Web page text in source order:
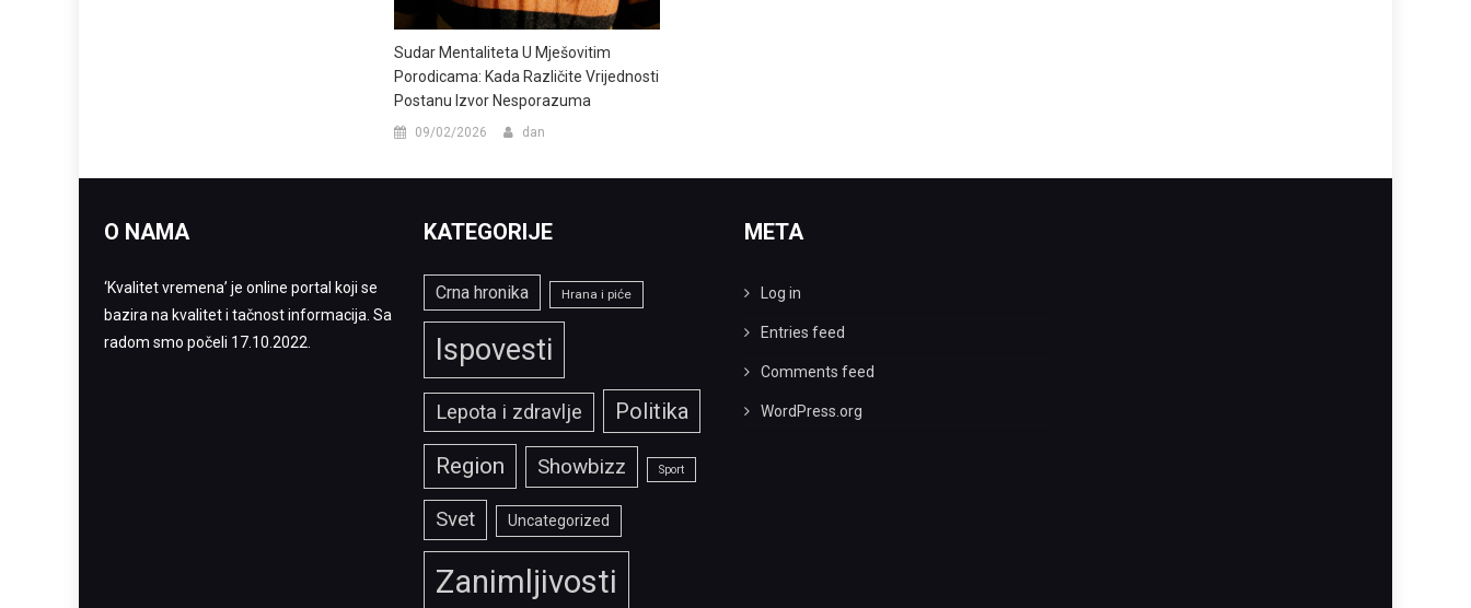
Sudar Mentaliteta U Mješovitim
Porodicama: Kada Različite Vrijednosti
Postanu Izvor Nesporazuma
09/02/2026 dan
O NAMA
‘Kvalitet vremena’ je online portal koji se
bazira na kvalitet i tačnost informacija. Sa
radom smo počeli 17.10.2022.
KATEGORIJE
Crna hronika Hrana i piće
Ispovesti
Lepota i zdravlje Politika
Region Showbizz Sport
Svet Uncategorized
Zanimljivosti
META
Log in
Entries feed
Comments feed
WordPress.org